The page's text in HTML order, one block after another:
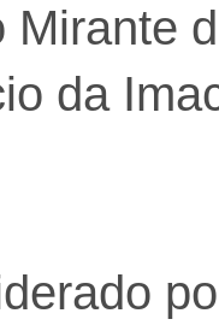
Mirante
da